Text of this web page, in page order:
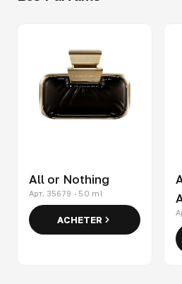
All or Nothing
Арт. 35679 · 50 ml
ACHETER